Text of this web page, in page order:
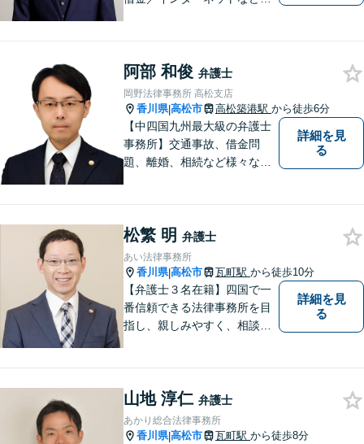
皆様にとって最善の解決を模
索します。まずはお気軽にご
相談ください。
阿部 和俊 弁護士
岡野法律事務所 高松支店
香川県|高松市 高松築港駅 から徒歩6分
【中四国九州最大級の弁護士
事務所】交通事故、借金問
題、離婚、相続など様々な問
い！
詳細を見
る
松繁 明 弁護士
あい法律事務所
香川県|高松市 瓦町駅 から徒歩10分
【弁護士３名在籍】四国で一
番信頼できる法律事務所を目
指し、親しみやすく、相談し
詳細を見
る
山地 淳仁 弁護士
あかり総合法律事務所
香川県|高松市 瓦町駅 から徒歩8分